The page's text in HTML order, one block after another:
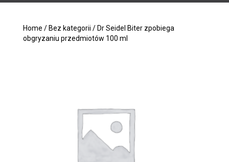
Home / Bez kategorii / Dr Seidel Biter zpobiega
obgryzaniu przedmiotów 100 ml